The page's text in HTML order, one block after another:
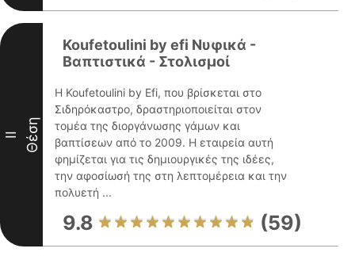
II Θέση
Koufetoulini by efi Νυφικά -
Βαπτιστικά - Στολισμοί
Η Koufetoulini by Efi, που βρίσκεται στο
Σιδηρόκαστρο, δραστηριοποιείται στον
τομέα της διοργάνωσης γάμων και
βαπτίσεων από το 2009. Η εταιρεία αυτή
φημίζεται για τις δημιουργικές της ιδέες,
την αφοσίωσή της στη λεπτομέρεια και την
πολυετή ...
9.8 (59)